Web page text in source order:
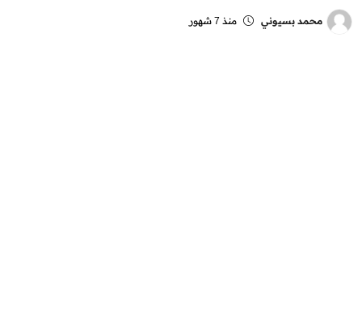
الرياضةمحمد بسيوني منذ 7 شهور